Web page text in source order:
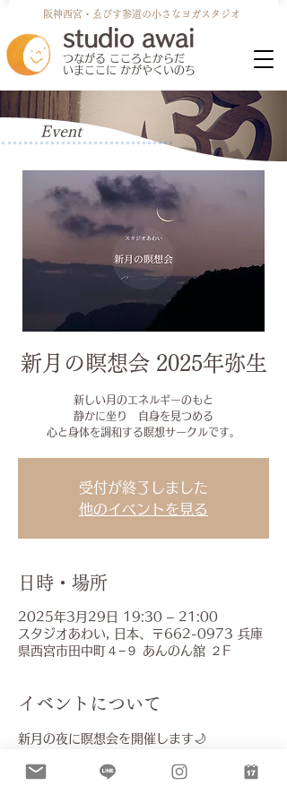
阪神​西宮・ゑびす参道の小さなヨガスタジオ
studio awai
​つながる こころとからだ
いまここに かがやくいのち
Event
新月の瞑想会 2025年弥生
新しい月のエネルギーのもと
静かに坐り 自身を見つめる
心と身体を調和する瞑想サークルです。
受付が終了しました
他のイベントを見る
日時・場所
2025年3月29日 19:30 – 21:00
スタジオあわい, 日本、〒662-0973 兵庫
県西宮市田中町４−９ あんのん舘 ２F
イベントについて
新月の夜に瞑想会を開催します🌙
新しい月のエネルギーのもと